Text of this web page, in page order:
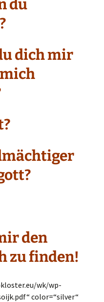
du
dich mir
den
zu finden!
wk/wp-
color=“silver“